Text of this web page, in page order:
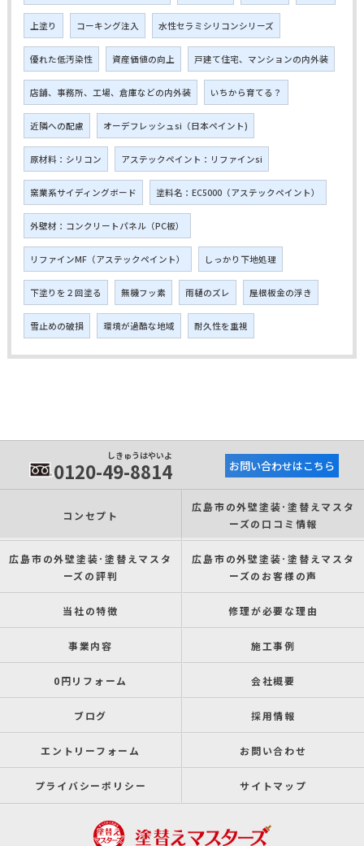
上塗り コーキング注入 水性セラミシリコンシリーズ
優れた低汚染性 資産価値の向上 戸建て住宅、マンションの内外装
店舗、事務所、工場、倉庫などの内外装 いちから育てる？
近隣への配慮 オーデフレッシュsi（日本ペイント)
原材料：シリコン アステックペイント：リファインsi
窯業系サイディングボード 塗料名：EC5000（アステックペイント）
外壁材：コンクリートパネル（PC板）
リファインMF（アステックペイント） しっかり下地処理
下塗りを２回塗る 無機フッ素 雨樋のズレ 屋根板金の浮き
雪止めの破損 環境が過酷な地域 耐久性を重視
しきゅうはやいよ
0120-49-8814 お問い合わせはこちら
コンセプト
広島市の外壁塗装･塗替えマスタ
ーズの口コミ情報
広島市の外壁塗装･塗替えマスタ
ーズの評判
広島市の外壁塗装･塗替えマスタ
ーズのお客様の声
当社の特徴 修理が必要な理由
事業内容 施工事例
0円リフォーム 会社概要
ブログ 採用情報
エントリーフォーム お問い合わせ
プライバシーポリシー サイトマップ